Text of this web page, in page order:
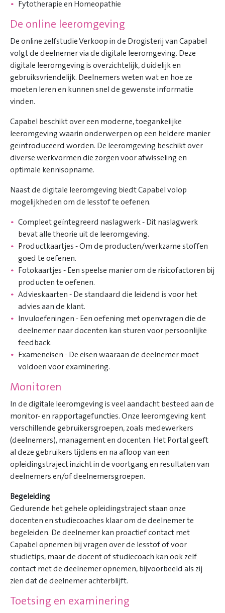
Fytotherapie en Homeopathie
De online leeromgeving
De online zelfstudie Verkoop in de Drogisterij van Capabel
volgt de deelnemer via de digitale leeromgeving. Deze
digitale leeromgeving is overzichtelijk, duidelijk en
gebruiksvriendelijk. Deelnemers weten wat en hoe ze
moeten leren en kunnen snel de gewenste informatie
vinden.
Capabel beschikt over een moderne, toegankelijke
leeromgeving waarin onderwerpen op een heldere manier
geïntroduceerd worden. De leeromgeving beschikt over
diverse werkvormen die zorgen voor afwisseling en
optimale kennisopname.
Naast de digitale leeromgeving biedt Capabel volop
mogelijkheden om de lesstof te oefenen.
Compleet geïntegreerd naslagwerk - Dit naslagwerk
bevat alle theorie uit de leeromgeving.
Productkaartjes - Om de producten/werkzame stoffen
goed te oefenen.
Fotokaartjes - Een speelse manier om de risicofactoren bij
producten te oefenen.
Advieskaarten - De standaard die leidend is voor het
advies aan de klant.
Invuloefeningen - Een oefening met openvragen die de
deelnemer naar docenten kan sturen voor persoonlijke
feedback.
Exameneisen - De eisen waaraan de deelnemer moet
voldoen voor examinering.
Monitoren
In de digitale leeromgeving is veel aandacht besteed aan de
monitor- en rapportagefuncties. Onze leeromgeving kent
verschillende gebruikersgroepen, zoals medewerkers
(deelnemers), management en docenten. Het Portal geeft
al deze gebruikers tijdens en na afloop van een
opleidingstraject inzicht in de voortgang en resultaten van
deelnemers en/of deelnemersgroepen.
Begeleiding
Gedurende het gehele opleidingstraject staan onze
docenten en studiecoaches klaar om de deelnemer te
begeleiden. De deelnemer kan proactief contact met
Capabel opnemen bij vragen over de lesstof of voor
studietips, maar de docent of studiecoach kan ook zelf
contact met de deelnemer opnemen, bijvoorbeeld als zij
zien dat de deelnemer achterblijft.
Toetsing en examinering